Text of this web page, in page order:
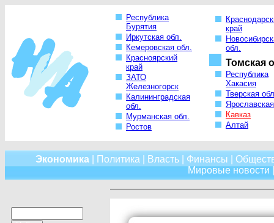
Республика
Бурятия
Иркутская обл.
Кемеровская обл.
Красноярский
край
ЗАТО
Железногорск
Калининградская
обл.
Мурманская обл.
Ростов
край
обл.
Томская
Республика
Хакасия
Тверская
Кавказ
Алтай
Экономика| Политика Власть| Финансы
Мировые новости